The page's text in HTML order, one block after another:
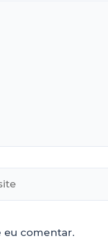
eu comentar.